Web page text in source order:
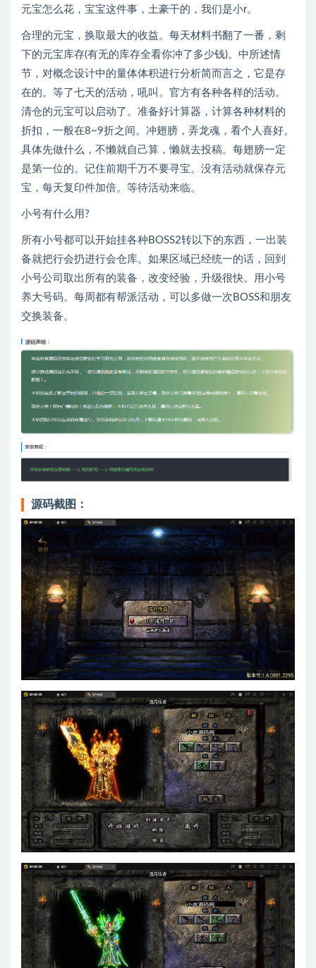
元宝怎么花，宝宝这件事，土豪干的，我们是小r。
合理的元宝，换取最大的收益。每天材料书翻了一番，剩
下的元宝库存(有无的库存全看你冲了多少钱)。中所述情
节，对概念设计中的量体体积进行分析简而言之，它是存
在的。等了七天的活动，吼叫。官方有各种各样的活动。
清仓的元宝可以启动了。准备好计算器，计算各种材料的
折扣，一般在8~9折之间。冲翅膀，弄龙魂，看个人喜好。
具体先做什么，不懒就自己算，懒就去投稿。每翅膀一定
是第一位的。记住前期千万不要寻宝。没有活动就保存元
宝，每天复印件加倍。等待活动来临。
小号有什么用?
所有小号都可以开始挂各种BOSS2转以下的东西，一出装
备就把行会扔进行会仓库。如果区域已经统一的话，回到
小号公司取出所有的装备，改变经验，升级很快。用小号
养大号码。每周都有帮派活动，可以多做一次BOSS和朋友
交换装备。
源码截图：